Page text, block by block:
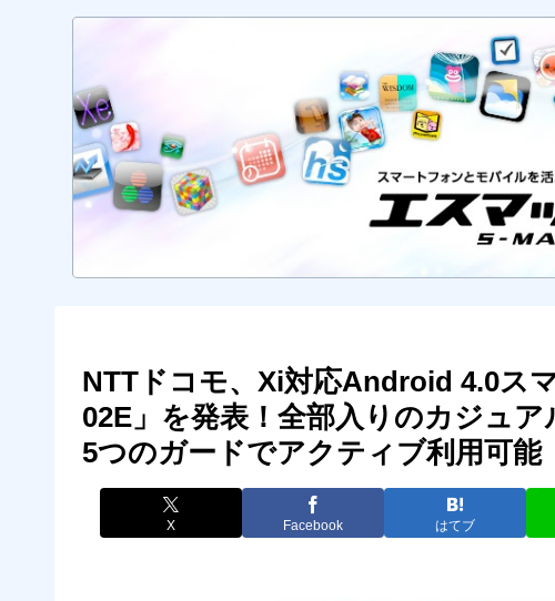
NTTドコモ、Xi対応Android 4.0ス
02E」を発表！全部入りのカジュ
5つのガードでアクティブ利用可能
X Facebook はてブ